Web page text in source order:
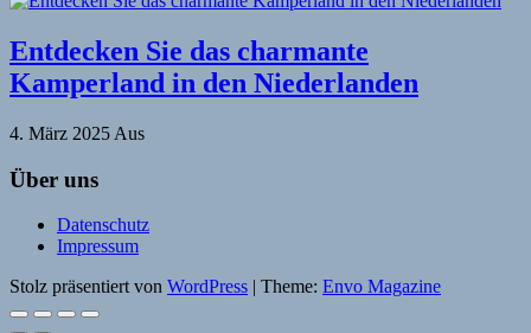
Entdecken Sie das charmante
Kamperland in den Niederlanden
4. März 2025 Aus
Über uns
Datenschutz
Impressum
Stolz präsentiert von WordPress | Theme: Envo Magazine